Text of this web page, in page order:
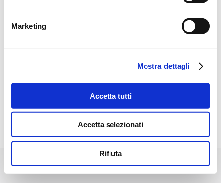
Marketing
Mostra dettagli
Accetta tutti
Accetta selezionati
Rifiuta
ultime novità nel mercato dell’Irrigazione. Vi
©2017 IRRILAND S.R.L. - P.IVA 01526580350 - RE 193322 - CAP.
SOC I.V € 46.481,00 - Designed byKaiti expansion
Info